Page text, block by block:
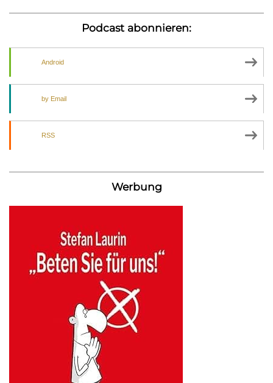
Podcast abonnieren:
Android
by Email
RSS
Werbung